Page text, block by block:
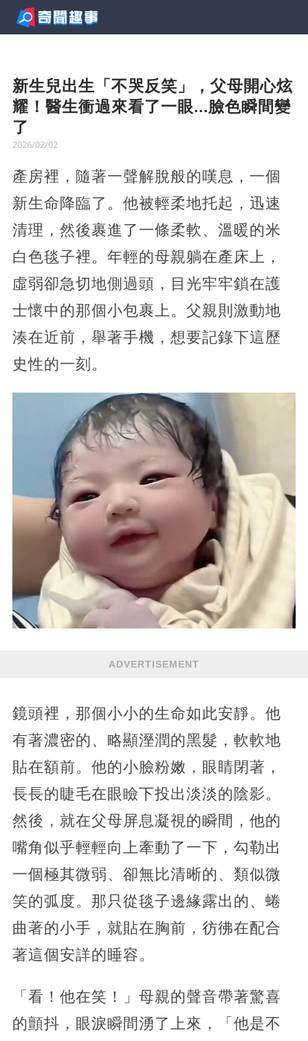
新生兒出生「不哭反笑」，父母開心炫
耀！醫生衝過來看了一眼...臉色瞬間變
了
2026/02/02
產房裡，隨著一聲解脫般的嘆息，一個
新生命降臨了。他被輕柔地托起，迅速
清理，然後裹進了一條柔軟、溫暖的米
白色毯子裡。年輕的母親躺在產床上，
虛弱卻急切地側過頭，目光牢牢鎖在護
士懷中的那個小包裹上。父親則激動地
湊在近前，舉著手機，想要記錄下這歷
史性的一刻。
ADVERTISEMENT
鏡頭裡，那個小小的生命如此安靜。他
有著濃密的、略顯溼潤的黑髮，軟軟地
貼在額前。他的小臉粉嫩，眼睛閉著，
長長的睫毛在眼瞼下投出淡淡的陰影。
然後，就在父母屏息凝視的瞬間，他的
嘴角似乎輕輕向上牽動了一下，勾勒出
一個極其微弱、卻無比清晰的、類似微
笑的弧度。那只從毯子邊緣露出的、蜷
曲著的小手，就貼在胸前，彷彿在配合
著這個安詳的睡容。
「看！他在笑！」母親的聲音帶著驚喜
的顫抖，眼淚瞬間湧了上來，「他是不